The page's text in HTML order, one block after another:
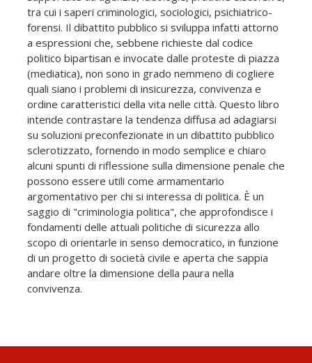
tra cui i saperi criminologici, sociologici, psichiatrico-
forensi. Il dibattito pubblico si sviluppa infatti attorno
a espressioni che, sebbene richieste dal codice
politico bipartisan e invocate dalle proteste di piazza
(mediatica), non sono in grado nemmeno di cogliere
quali siano i problemi di insicurezza, convivenza e
ordine caratteristici della vita nelle città. Questo libro
intende contrastare la tendenza diffusa ad adagiarsi
su soluzioni preconfezionate in un dibattito pubblico
sclerotizzato, fornendo in modo semplice e chiaro
alcuni spunti di riflessione sulla dimensione penale che
possono essere utili come armamentario
argomentativo per chi si interessa di politica. È un
saggio di "criminologia politica", che approfondisce i
fondamenti delle attuali politiche di sicurezza allo
scopo di orientarle in senso democratico, in funzione
di un progetto di società civile e aperta che sappia
andare oltre la dimensione della paura nella
convivenza.